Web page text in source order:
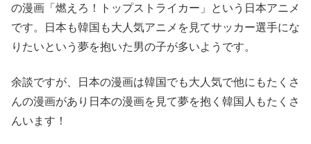
の漫画「燃えろ！トップストライカー」という日本アニメ
です。日本も韓国も大人気アニメを見てサッカー選手にな
りたいという夢を抱いた男の子が多いようです。
余談ですが、日本の漫画は韓国でも大人気で他にもたくさ
んの漫画があり日本の漫画を見て夢を抱く韓国人もたくさ
んいます！